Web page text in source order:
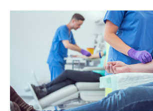
Über uns
Internationales
Events
Presse